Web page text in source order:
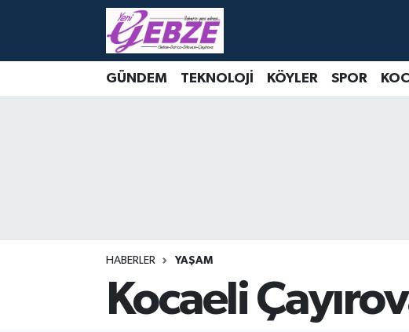
GÜNDEM TEKNOLOJİ KÖYLER SPOR
HABERLER YAŞAM
Kocaeli
Nöbetçi Eczaneler
Tüm Manşetler
Son Dakika Haberleri